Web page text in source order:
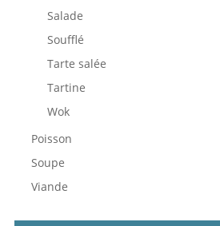
Salade
Soufflé
Tarte salée
Tartine
Wok
Poisson
Soupe
Viande